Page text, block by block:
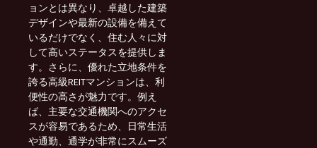
ョンとは異なり、卓越した建築
デザインや最新の設備を備えて
いるだけでなく、住む人々に対
して高いステータスを提供しま
す。さらに、優れた立地条件を
誇る高級REITマンションは、利
便性の高さが魅力です。例え
ば、主要な交通機関へのアクセ
スが容易であるため、日常生活
や通勤、通学が非常にスムーズ